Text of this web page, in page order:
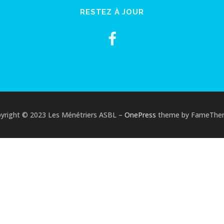
RESTEZ À JOUR
© 2023 Les Ménétriers ASBL – OnePress theme by